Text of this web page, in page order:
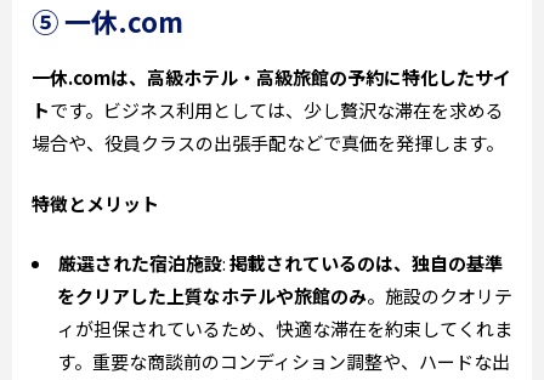
⑤ 一休.com
一休.comは、高級ホテル・高級旅館の予約に特化したサイ
トです。ビジネス利用としては、少し贅沢な滞在を求める
場合や、役員クラスの出張手配などで真価を発揮します。
特徴とメリット
厳選された宿泊施設:掲載されているのは、独自の基準
をクリアした上質なホテルや旅館のみ。施設のクオリテ
ィが担保されているため、快適な滞在を約束してくれま
す。重要な商談前のコンディション調整や、ハードな出